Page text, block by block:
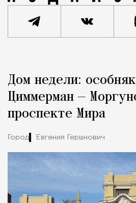
Город
Дом недели:
Циммерман —
проспекте Мира
Город Евгения Гершкович